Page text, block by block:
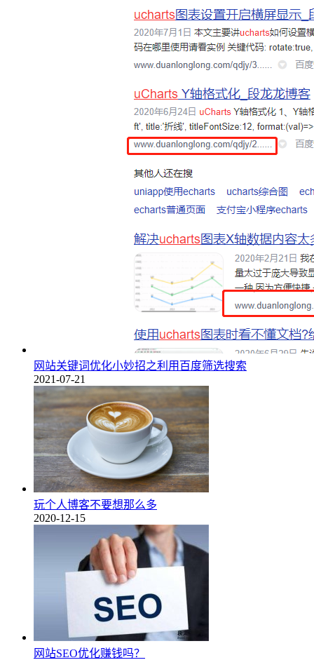
网站关键词优化小妙招之利用百度筛选搜索
2021-07-21
玩个人博客不要想那么多
2020-12-15
网站SEO优化赚钱吗？